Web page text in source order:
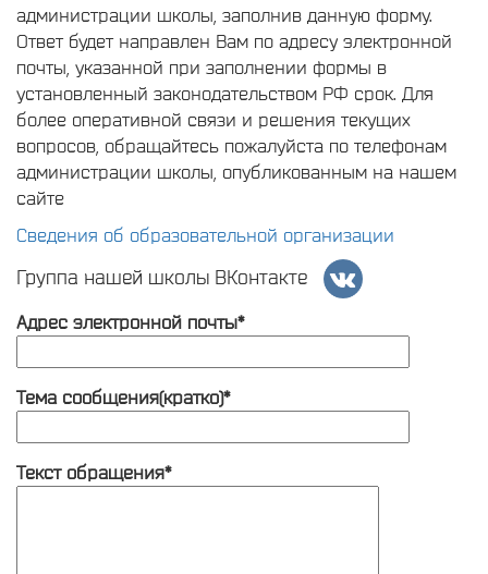
администрации школы, заполнив данную форму.
Ответ будет направлен Вам по адресу электронной
почты, указанной при заполнении формы в
установленный законодательством РФ срок. Для
более оперативной связи и решения текущих
вопросов, обращайтесь пожалуйста по телефонам
администрации школы, опубликованным на нашем
сайте
Сведения об образовательной организации
Группа нашей школы ВКонтакте
Адрес электронной почты*
Тема сообщения(кратко)*
Текст обращения*